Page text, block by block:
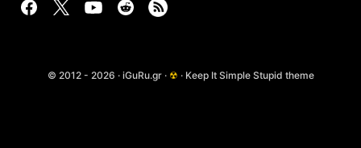
© 2012 - 2026 · iGuRu.gr · ☢ · Keep It Simple Stupid theme